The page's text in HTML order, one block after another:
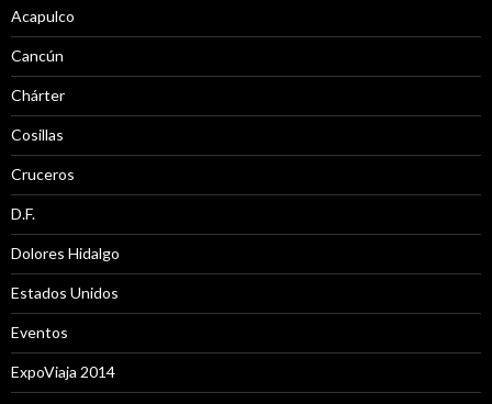
Acapulco
Cancún
Chárter
Cosillas
Cruceros
D.F.
Dolores Hidalgo
Estados Unidos
Eventos
ExpoViaja 2014